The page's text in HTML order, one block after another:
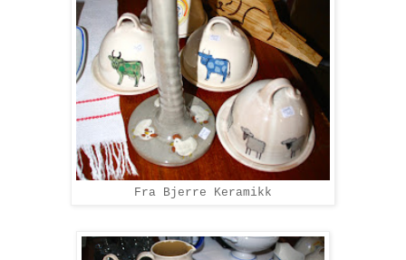
Fra Bjerre Keramikk